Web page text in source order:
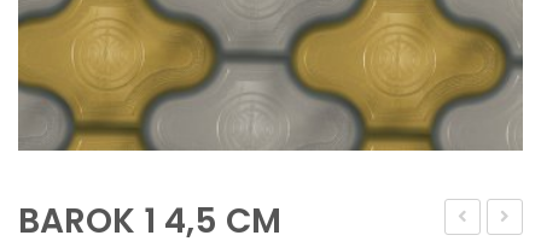
BAROK 1 4,5 CM